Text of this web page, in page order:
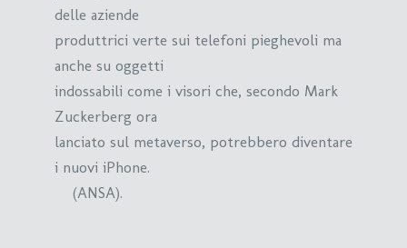
delle aziende
produttrici verte sui telefoni pieghevoli ma
anche su oggetti
indossabili come i visori che, secondo Mark
Zuckerberg ora
lanciato sul metaverso, potrebbero diventare
i nuovi iPhone.
(ANSA).